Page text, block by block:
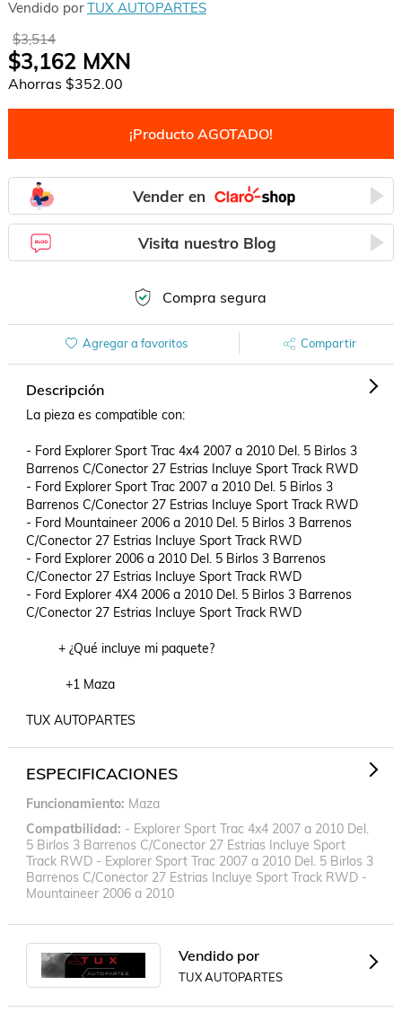
Vendido porTUX AUTOPARTES
$3,514
$3,162MXN
Ahorras $352.00
¡Producto AGOTADO!
Vender en
Visita nuestro Blog
Compra segura
Agregar a favoritos Compartir
Descripción
La pieza es compatible con:
- Ford Explorer Sport Trac 4x4 2007 a 2010 Del. 5 Birlos 3
Barrenos C/Conector 27 Estrias Incluye Sport Track RWD
- Ford Explorer Sport Trac 2007 a 2010 Del. 5 Birlos 3
Barrenos C/Conector 27 Estrias Incluye Sport Track RWD
- Ford Mountaineer 2006 a 2010 Del. 5 Birlos 3 Barrenos
C/Conector 27 Estrias Incluye Sport Track RWD
- Ford Explorer 2006 a 2010 Del. 5 Birlos 3 Barrenos
C/Conector 27 Estrias Incluye Sport Track RWD
- Ford Explorer 4X4 2006 a 2010 Del. 5 Birlos 3 Barrenos
C/Conector 27 Estrias Incluye Sport Track RWD
         + ¿Qué incluye mi paquete?
           +1 Maza
TUX AUTOPARTES
ESPECIFICACIONES
Funcionamiento Maza
Compatbilidad - Explorer Sport Trac 4x4 2007 a 2010 Del.
5 Birlos 3 Barrenos C/Conector 27 Estrias Incluye Sport
Track RWD - Explorer Sport Trac 2007 a 2010 Del. 5 Birlos 3
Barrenos C/Conector 27 Estrias Incluye Sport Track RWD -
Mountaineer 2006 a 2010
Vendido por
TUX AUTOPARTES